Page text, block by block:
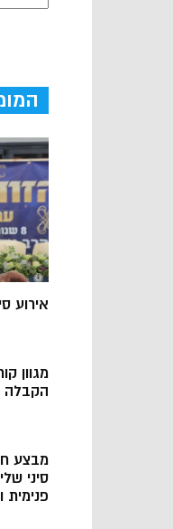
אירוע
מגוון
הקבלה
מבצע
סיני
פנימית